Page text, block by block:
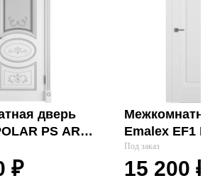
дверь
PS ART
₽
Emalex EF1
"VFD"
Под заказ
15 200 ₽